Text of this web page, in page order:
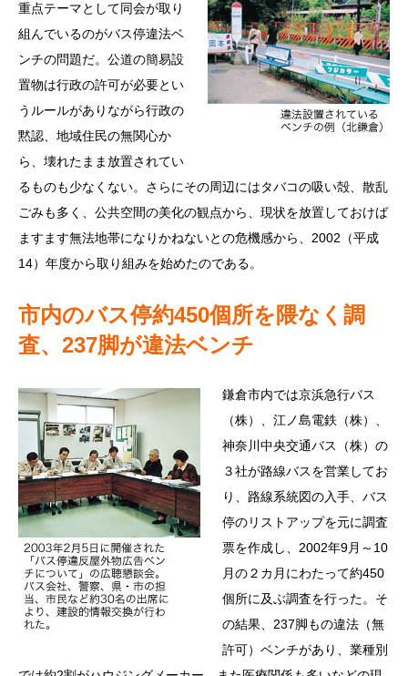
重点テーマとして同会が取り
組んでいるのがバス停違法ベ
ンチの問題だ。公道の簡易設
置物は行政の許可が必要とい
うルールがありながら行政の
黙認、地域住民の無関心か
ら、壊れたまま放置されてい
るものも少なくない。さらにその周辺にはタバコの吸い殻、散乱
ごみも多く、公共空間の美化の観点から、現状を放置しておけば
ますます無法地帯になりかねないとの危機感から、2002（平成
14）年度から取り組みを始めたのである。
市内のバス停約450個所を隈なく調
査、237脚が違法ベンチ
鎌倉市内では京浜急行バス
（株）、江ノ島電鉄（株）、
神奈川中央交通バス（株）の
３社が路線バスを営業してお
り、路線系統図の入手、バス
停のリストアップを元に調査
票を作成し、2002年9月～10
月の２カ月にわたって約450
個所に及ぶ調査を行った。そ
の結果、237脚もの違法（無
許可）ベンチがあり、業種別